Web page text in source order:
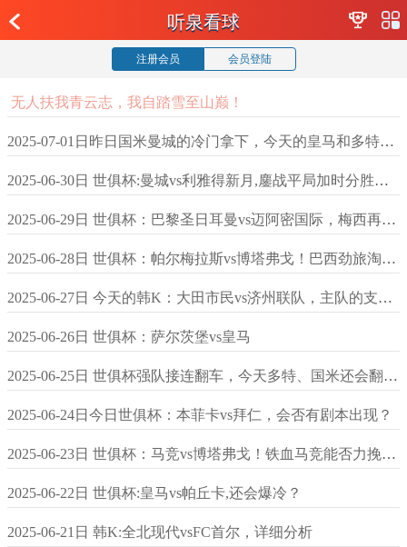
听泉看球
注册会员 会员登陆
无人扶我青云志，我自踏雪至山巅！
2025-07-01日昨日国米曼城的冷门拿下，今天的皇马和多特还会冷吗？
2025-06-30日 世俱杯:曼城vs利雅得新月,鏖战平局加时分胜负？
2025-06-29日 世俱杯：巴黎圣日耳曼vs迈阿密国际，梅西再遇旧主巴黎
2025-06-28日 世俱杯：帕尔梅拉斯vs博塔弗戈！巴西劲旅淘汰赛相遇，这剧本也是没谁了，那么究竟鹿死谁手呢？
2025-06-27日 今天的韩K：大田市民vs济州联队，主队的支持力度直线上升，剧本来袭？
2025-06-26日 世俱杯：萨尔茨堡vs皇马
2025-06-25日 世俱杯强队接连翻车，今天多特、国米还会翻车吗？
2025-06-24日今日世俱杯：本菲卡vs拜仁，会否有剧本出现？
2025-06-23日 世俱杯：马竞vs博塔弗戈！铁血马竞能否力挽狂澜？
2025-06-22日 世俱杯:皇马vs帕丘卡,还会爆冷？
2025-06-21日 韩K:全北现代vsFC首尔，详细分析